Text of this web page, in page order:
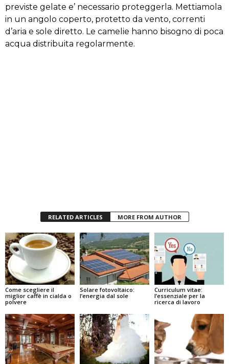
previste gelate e’ necessario proteggerla. Mettiamola
in un angolo coperto, protetto da vento, correnti
d’aria e sole diretto. Le camelie hanno bisogno di poca
acqua distribuita regolarmente.
RELATED ARTICLES MORE FROM AUTHOR
Come scegliere il
miglior caffè in cialda o
polvere
Solare fotovoltaico:
l’energia dal sole
Curriculum vitae:
l’essenziale per la
ricerca di lavoro